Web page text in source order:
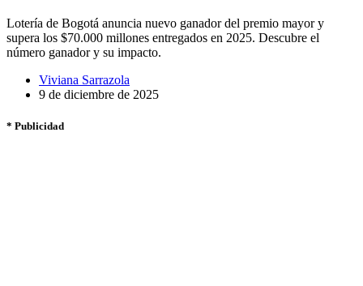
Lotería de Bogotá anuncia nuevo ganador del premio mayor y
supera los $70.000 millones entregados en 2025. Descubre el
número ganador y su impacto.
Viviana Sarrazola
9 de diciembre de 2025
* Publicidad